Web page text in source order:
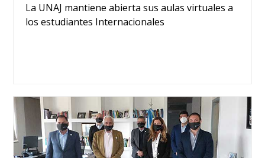
La UNAJ mantiene abierta sus aulas virtuales a
los estudiantes Internacionales